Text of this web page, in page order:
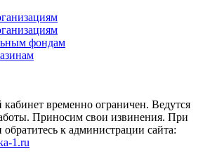
фондам
временно ограничен. Ведутся
Приносим свои извинения. При
обратитесь к администрации сайта:
1.ru